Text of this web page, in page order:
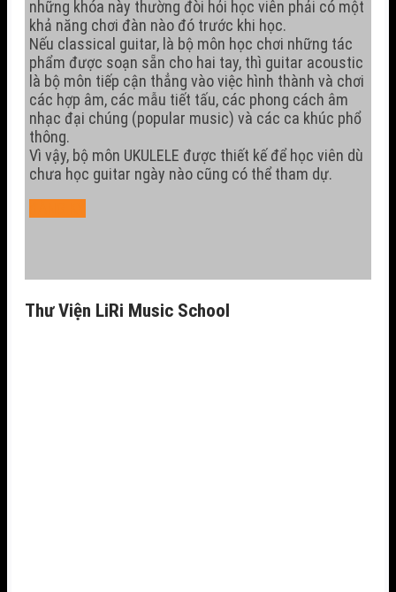
những khóa này thường đòi hỏi học viên phải có một
khả năng chơi đàn nào đó trước khi học.
Nếu classical guitar, là bộ môn học chơi những tác
phẩm được soạn sẵn cho hai tay, thì guitar acoustic
là bộ môn tiếp cận thẳng vào việc hình thành và chơi
các hợp âm, các mẫu tiết tấu, các phong cách âm
nhạc đại chúng (popular music) và các ca khúc phổ
thông.
Vì vậy, bộ môn UKULELE được thiết kế để học viên dù
chưa học guitar ngày nào cũng có thể tham dự.
Thư Viện LiRi Music School